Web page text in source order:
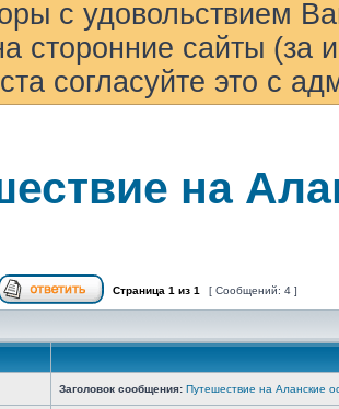
с удовольствием
сторонние сайты (за
согласуйте это с
на
Страница 1 из 1 [ Сообщений: 4 ]
Заголовок сообщения: Путешествие на Аланские